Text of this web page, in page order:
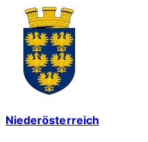
Niederösterreich